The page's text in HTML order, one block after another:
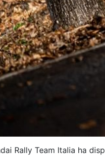
Rally Team Italia ha